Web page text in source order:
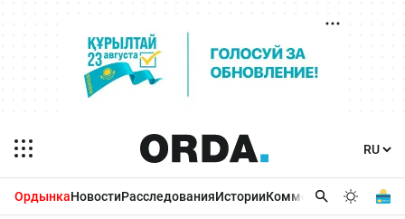
ОрдынкаНовостиРасследованияИсторииКомментарииБизнес